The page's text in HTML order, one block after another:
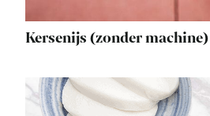
Kersenijs (zonder machine)